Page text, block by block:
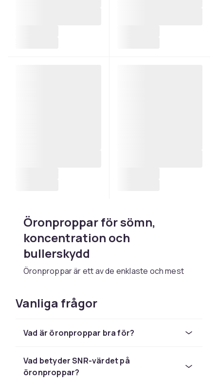
Öronproppar för sömn,
koncentration och
bullerskydd
Öronproppar är ett av de enklaste och mest
de ljud från partner, trafik och grannar
somna. För koncentrationsarbete blockerar
de bakgrundsljud i öppna miljöer, och för
mot skadliga ljudnivåer.
Dämpmåttet anges i decibel som SNR-värde
Vanliga frågor
Vad är öronproppar bra för?
Vad betyder SNR-värdet på
öronproppar?